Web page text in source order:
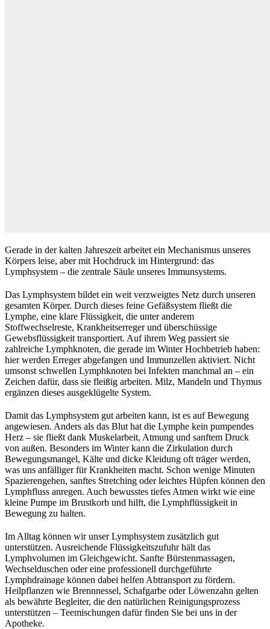
Gerade in der kalten Jahreszeit arbeitet ein Mechanismus unseres
Körpers leise, aber mit Hochdruck im Hintergrund: das
Lymphsystem – die zentrale Säule unseres Immunsystems.
Das Lymphsystem bildet ein weit verzweigtes Netz durch unseren
gesamten Körper. Durch dieses feine Gefäßsystem fließt die
Lymphe, eine klare Flüssigkeit, die unter anderem
Stoffwechselreste, Krankheitserreger und überschüssige
Gewebsflüssigkeit transportiert. Auf ihrem Weg passiert sie
zahlreiche Lymphknoten, die gerade im Winter Hochbetrieb haben:
hier werden Erreger abgefangen und Immunzellen aktiviert. Nicht
umsonst schwellen Lymphknoten bei Infekten manchmal an – ein
Zeichen dafür, dass sie fleißig arbeiten. Milz, Mandeln und Thymus
ergänzen dieses ausgeklügelte System.
Damit das Lymphsystem gut arbeiten kann, ist es auf Bewegung
angewiesen. Anders als das Blut hat die Lymphe kein pumpendes
Herz – sie fließt dank Muskelarbeit, Atmung und sanftem Druck
von außen. Besonders im Winter kann die Zirkulation durch
Bewegungsmangel, Kälte und dicke Kleidung oft träger werden,
was uns anfälliger für Krankheiten macht. Schon wenige Minuten
Spazierengehen, sanftes Stretching oder leichtes Hüpfen können den
Lymphfluss anregen. Auch bewusstes tiefes Atmen wirkt wie eine
kleine Pumpe im Brustkorb und hilft, die Lymphflüssigkeit in
Bewegung zu halten.
Im Alltag können wir unser Lymphsystem zusätzlich gut
unterstützen. Ausreichende Flüssigkeitszufuhr hält das
Lymphvolumen im Gleichgewicht. Sanfte Bürstenmassagen,
Wechselduschen oder eine professionell durchgeführte
Lymphdrainage können dabei helfen Abtransport zu fördern.
Heilpflanzen wie Brennnessel, Schafgarbe oder Löwenzahn gelten
als bewährte Begleiter, die den natürlichen Reinigungsprozess
unterstützen – Teemischungen dafür finden Sie bei uns in der
Apotheke.